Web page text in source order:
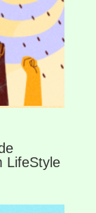
LifeStyle